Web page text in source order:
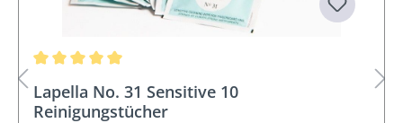
Lapella No. 31 Sensitive 10
Reinigungstücher